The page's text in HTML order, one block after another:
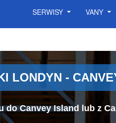
SERWISY VANY
LONDYN -
do Canvey Island lub z